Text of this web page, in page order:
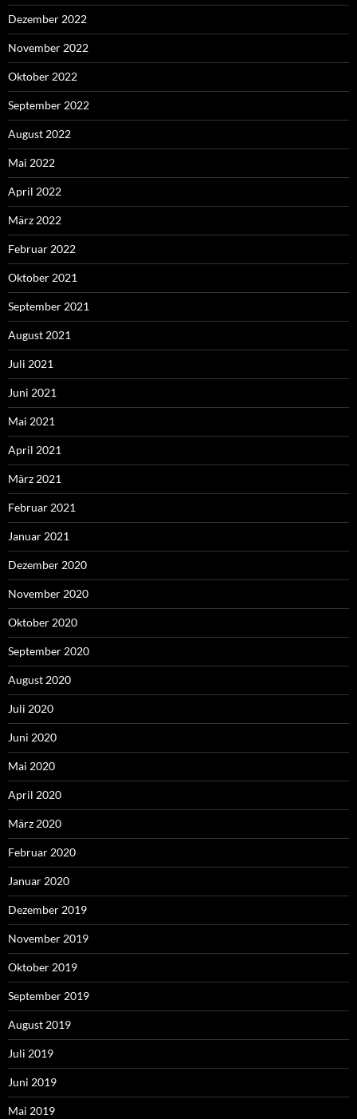
Dezember 2022
November 2022
Oktober 2022
September 2022
August 2022
Mai 2022
April 2022
März 2022
Februar 2022
Oktober 2021
September 2021
August 2021
Juli 2021
Juni 2021
Mai 2021
April 2021
März 2021
Februar 2021
Januar 2021
Dezember 2020
November 2020
Oktober 2020
September 2020
August 2020
Juli 2020
Juni 2020
Mai 2020
April 2020
März 2020
Februar 2020
Januar 2020
Dezember 2019
November 2019
Oktober 2019
September 2019
August 2019
Juli 2019
Juni 2019
Mai 2019